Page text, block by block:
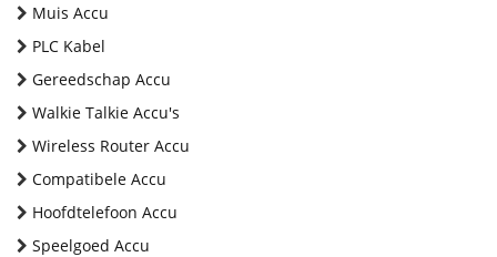
Muis Accu
PLC Kabel
Gereedschap Accu
Walkie Talkie Accu's
Wireless Router Accu
Compatibele Accu
Hoofdtelefoon Accu
Speelgoed Accu